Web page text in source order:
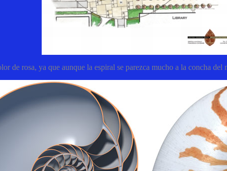
de rosa, ya que aunque la espiral se parezca mucho a la concha del